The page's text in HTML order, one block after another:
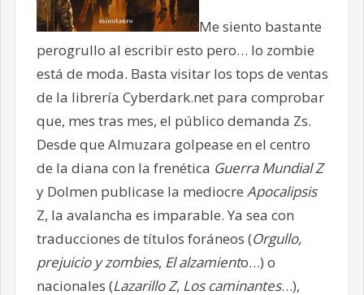
Me siento bastante
perogrullo al escribir esto pero… lo zombie
está de moda. Basta visitar los tops de ventas
de la librería Cyberdark.net para comprobar
que, mes tras mes, el público demanda Zs.
Desde que Almuzara golpease en el centro
de la diana con la frenética Guerra Mundial Z
y Dolmen publicase la mediocre Apocalipsis
Z, la avalancha es imparable. Ya sea con
traducciones de títulos foráneos (Orgullo,
prejuicio y zombies, El alzamiento…) o
nacionales (Lazarillo Z, Los caminantes…),